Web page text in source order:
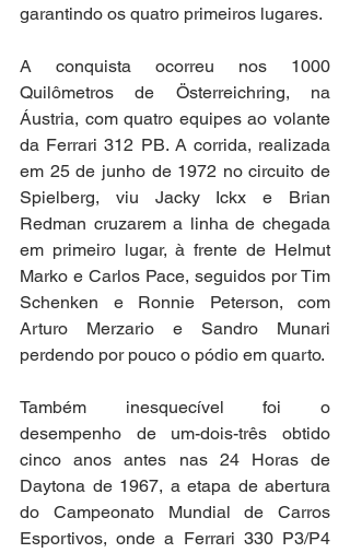
garantindo os quatro primeiros lugares.
A conquista ocorreu nos 1000
Quilômetros de Österreichring, na
Áustria, com quatro equipes ao volante
da Ferrari 312 PB. A corrida, realizada
em 25 de junho de 1972 no circuito de
Spielberg, viu Jacky Ickx e Brian
Redman cruzarem a linha de chegada
em primeiro lugar, à frente de Helmut
Marko e Carlos Pace, seguidos por Tim
Schenken e Ronnie Peterson, com
Arturo Merzario e Sandro Munari
perdendo por pouco o pódio em quarto.
Também inesquecível foi o
desempenho de um-dois-três obtido
cinco anos antes nas 24 Horas de
Daytona de 1967, a etapa de abertura
do Campeonato Mundial de Carros
Esportivos, onde a Ferrari 330 P3/P4